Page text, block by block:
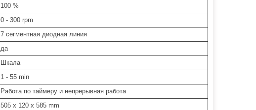
100 %
0 - 300 rpm
7 сегментная диодная линия
да
Шкала
1 - 55 min
Работа по таймеру и непрерывная работа
505 x 120 x 585 mm